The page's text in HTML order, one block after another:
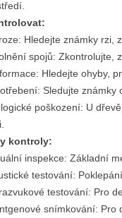
Hledejte známky rzi,
spojů: Zkontrolujte,
Hledejte ohyby,
Sledujte známky
poškození: U
kontroly:
inspekce: Základní
testování:
testování: Pro
snímkování: Pro